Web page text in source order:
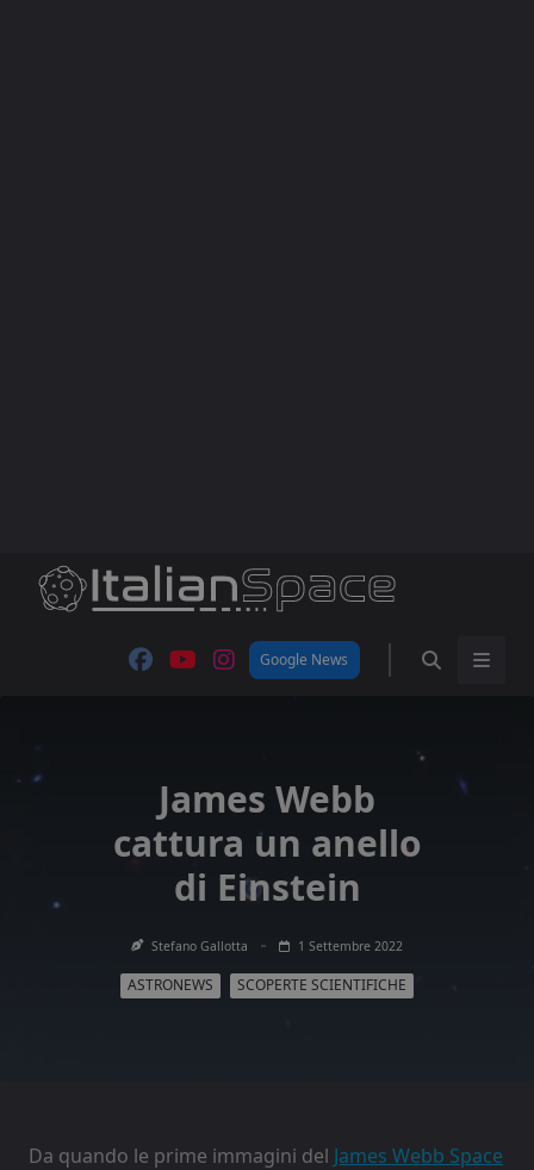
Google News
James Webb
cattura un anello
di Einstein
Stefano Gallotta 1 Settembre 2022
ASTRONEWS SCOPERTE SCIENTIFICHE
Da quando le prime immagini del James Webb Space